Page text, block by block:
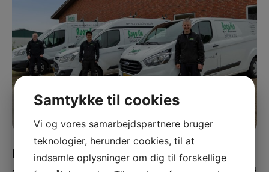
Efter hovedeftersynet får du en
Samtykke til cookies
Vi og vores samarbejdspartnere bruger
teknologier, herunder cookies, til at
indsamle oplysninger om dig til forskellige